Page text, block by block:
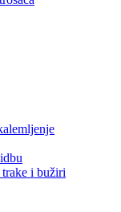
i bužiri